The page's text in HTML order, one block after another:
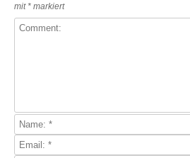
mit * markiert